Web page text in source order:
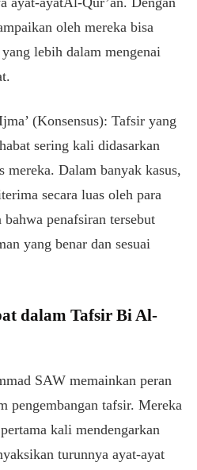
oleh mereka bisa
lebih dalam mengenai
(Konsensus): Tafsir yang
sering kali didasarkan
mereka. Dalam banyak kasus,
secara luas oleh para
penafsiran tersebut
yang benar dan sesuai
dalam Tafsir Bi Al-
SAW memainkan peran
pengembangan tafsir. Mereka
kali mendengarkan
turunnya ayat-ayat